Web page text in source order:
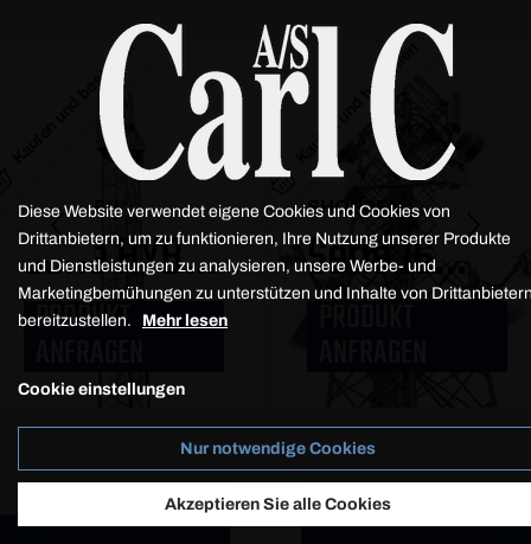
Kaufen und bestellen
SHOPPEN
Serie HYB
Normal
15m²
PRODUKT
Kaufen und bestellen
SHOPPEN
Serie 16
Mittel
Belastung
Diese Website verwendet eigene Cookies und Cookies von
Drittanbietern, um zu funktionieren, Ihre Nutzung unserer Produkte
und Dienstleistungen zu analysieren, unsere Werbe- und
Marketingbemühungen zu unterstützen und Inhalte von
bereitzustellen. Mehr lesen
Cookie einstellungen
Nur notwendige Cookies
Akzeptieren Sie alle Cookies